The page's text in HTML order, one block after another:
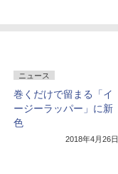
ニュース
巻くだけで留まる「イ
ージーラッパー」に新
色
2018年4月26日